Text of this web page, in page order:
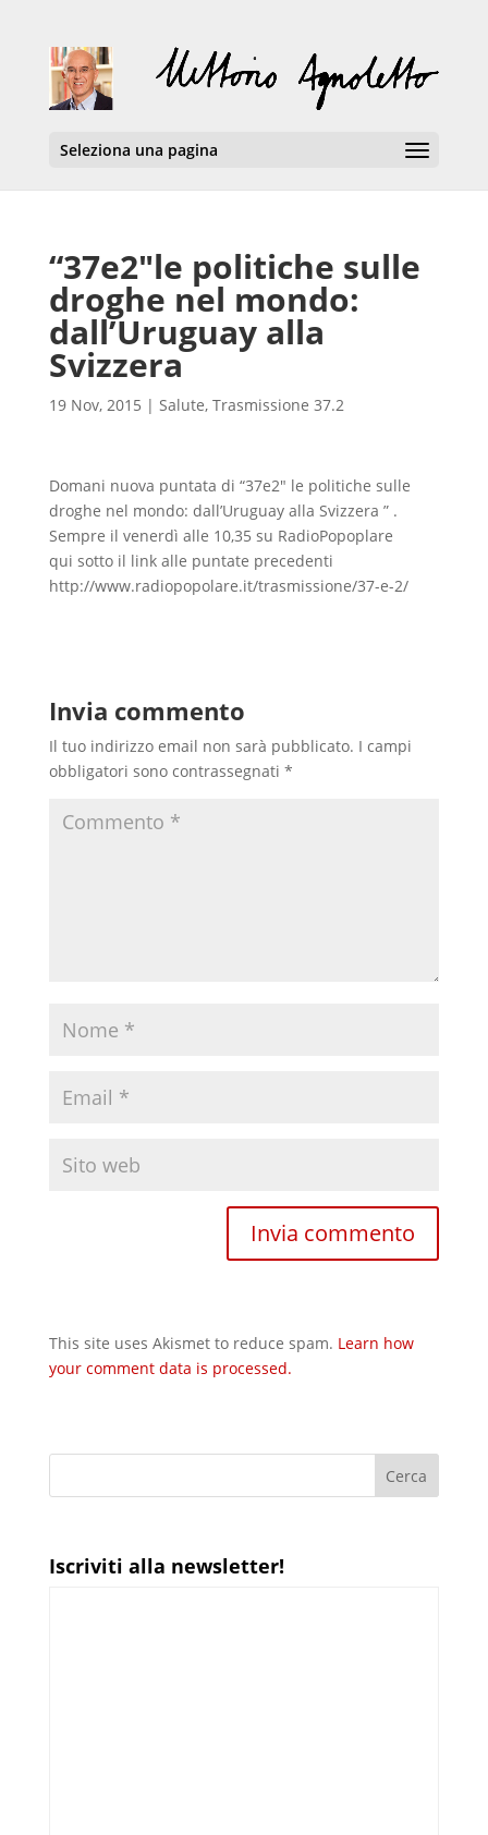
Seleziona una pagina
“37e2″le politiche sulle
droghe nel mondo:
dall’Uruguay alla
Svizzera
19 Nov, 2015 | Salute, Trasmissione 37.2
Domani nuova puntata di “37e2″ le politiche sulle
droghe nel mondo: dall’Uruguay alla Svizzera ” .
Sempre il venerdì alle 10,35 su RadioPopoplare
qui sotto il link alle puntate precedenti
http://www.radiopopolare.it/trasmissione/37-e-2/
Invia commento
Il tuo indirizzo email non sarà pubblicato. I campi
obbligatori sono contrassegnati *
This site uses Akismet to reduce spam. Learn how
your comment data is processed.
Iscriviti alla newsletter!